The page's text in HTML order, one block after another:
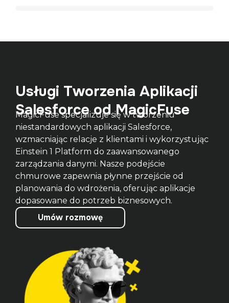
Usługi Tworzenia Aplikacji
Salesforce od MagicFuse
MagicFuse specjalizuje się w tworzeniu
niestandardowych aplikacji Salesforce,
wzmacniając relacje z klientami i wykorzystując
Einstein 1 Platform do zaawansowanego
zarządzania danymi. Nasze podejście
chmurowe zapewnia płynne przejście od
planowania do wdrożenia, oferując aplikacje
Umów rozmowę